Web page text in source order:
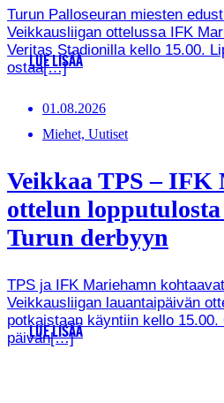
Turun Palloseuran miesten
Veikkausliigan ottelussa IFK
Veritas Stadionilla kello 15.00.
ostaa[…]
LUE LISÄÄ
01.08.2026
Miehet, Uutiset
Veikkaa TPS – IFK
ottelun
Turun derbyyn
TPS ja IFK Mariehamn
Veikkausliigan lauantaipäivän
potkaistaan käyntiin kello
päivän[…]
LUE LISÄÄ